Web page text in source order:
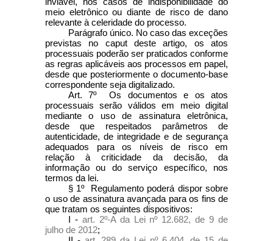
meio eletrônico ou diante de risco de dano
relevante à celeridade do processo.
Parágrafo único. No caso das exceções
previstas no caputdeste artigo, os atos
processuais poderão ser praticados conforme
as regras aplicáveis aos processos em papel,
desde que posteriormente o documento-base
correspondente seja digitalizado.
Art. 7º Os documentos e os atos
processuais serão válidos em meio digital
mediante o uso de assinatura eletrônica,
desde que respeitados parâmetros de
autenticidade, de integridade e de segurança
adequados para os níveis de risco em
relação à criticidade da decisão, da
informação ou do serviço específico, nos
termos da lei.
§ 1º Regulamento poderá dispor sobre
o uso de assinatura avançada para os fins de
que tratam os seguintes dispositivos:
I - art. 2º-A da Lei nº 12.682, de 9 de
julho de 2012;